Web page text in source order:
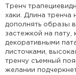
Тренч
хаки. Длина тренча
дополнять образы
застежкой на пату,
декоративными
листочками,
тренчу съемный
желании